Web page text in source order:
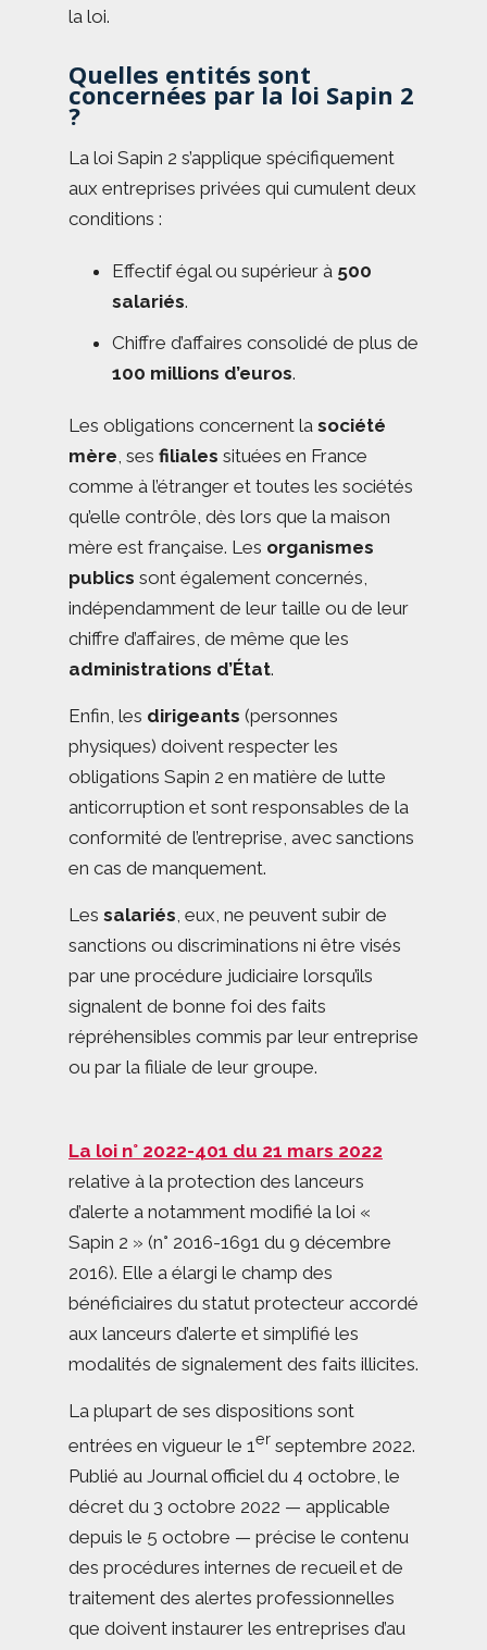
la loi.
Quelles entités sont
concernées par la loi Sapin 2
?
La loi Sapin 2 s’applique spécifiquement
aux entreprises privées qui cumulent deux
conditions :
Effectif égal ou supérieur à 500
salariés.
Chiffre d’affaires consolidé de plus de
100 millions d’euros.
Les obligations concernent la société
mère, ses filiales situées en France
comme à l’étranger et toutes les sociétés
qu’elle contrôle, dès lors que la maison
mère est française. Les organismes
publics sont également concernés,
indépendamment de leur taille ou de leur
chiffre d’affaires, de même que les
administrations d’État.
Enfin, les dirigeants (personnes
physiques) doivent respecter les
obligations Sapin 2 en matière de lutte
anticorruption et sont responsables de la
conformité de l’entreprise, avec sanctions
en cas de manquement.
Les salariés, eux, ne peuvent subir de
sanctions ou discriminations ni être visés
par une procédure judiciaire lorsqu’ils
signalent de bonne foi des faits
répréhensibles commis par leur entreprise
ou par la filiale de leur groupe.
La loi n° 2022-401 du 21 mars 2022
relative à la protection des lanceurs
d’alerte a notamment modifié la loi «
Sapin 2 » (n° 2016-1691 du 9 décembre
2016). Elle a élargi le champ des
bénéficiaires du statut protecteur accordé
aux lanceurs d’alerte et simplifié les
modalités de signalement des faits illicites.
La plupart de ses dispositions sont
entrées en vigueur le 1er septembre 2022.
Publié au Journal officiel du 4 octobre, le
décret du 3 octobre 2022 — applicable
depuis le 5 octobre — précise le contenu
des procédures internes de recueil et de
traitement des alertes professionnelles
que doivent instaurer les entreprises d’au